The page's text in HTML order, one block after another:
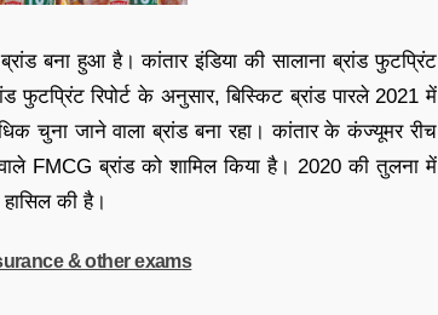
बना हुआ है। कांतार इंडिया की सालाना ब्रांड फुटप्रिंट
फुटप्रिंट रिपोर्ट के अनुसार, बिस्किट ब्रांड पारले 2021 में
जाने वाला ब्रांड बना रहा। कांतार के कंज्यूमर रीच
FMCG ब्रांड को शामिल किया है। 2020 की तुलना में
की है।
& other exams